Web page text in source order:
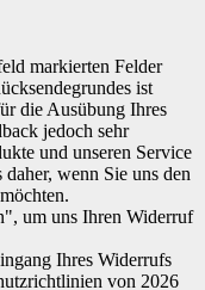
markierten Felder
ist
die Ausübung Ihres
jedoch sehr
und unseren Service
wenn Sie uns den
um uns Ihren Widerruf
Ihres Widerrufs
von 2026